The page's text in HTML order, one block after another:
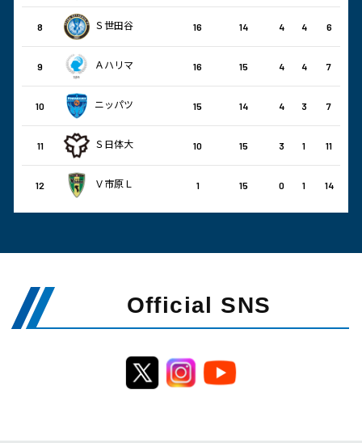
8 Ｓ世田谷 16 14 4 4 6
9 Ａハリマ 16 15 4 4 7
10 ニッパツ 15 14 4 3 7
11 Ｓ日体大 10 15 3 1 11
12 Ｖ市原Ｌ 1 15 0 1 14
Official SNS